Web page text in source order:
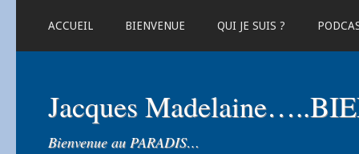
ACCUEIL BIENVENUE QUI JE SUIS ?
Jacques
Bienvenue au PARADIS…